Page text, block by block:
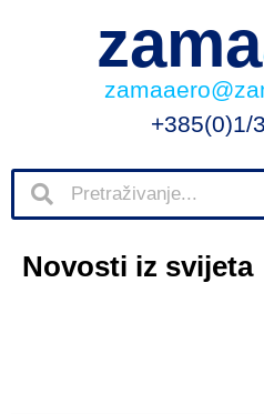
zama
+385(0)1/
Novosti iz svijeta